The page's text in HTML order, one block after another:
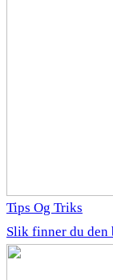
Tips Og Triks
Slik finner du den